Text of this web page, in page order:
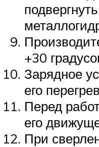
+30
Зарядное
его
Перед
его
При